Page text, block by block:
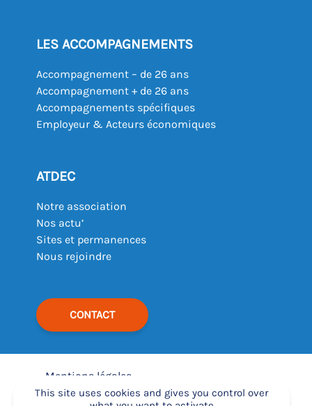
LES ACCOMPAGNEMENTS
Accompagnement – de 26 ans
Accompagnement + de 26 ans
Accompagnements spécifiques
Employeur & Acteurs économiques
ATDEC
Notre association
Nos actu’
Sites et permanences
Nous rejoindre
CONTACT
Mentions légales
–
This site uses cookies and gives you control over